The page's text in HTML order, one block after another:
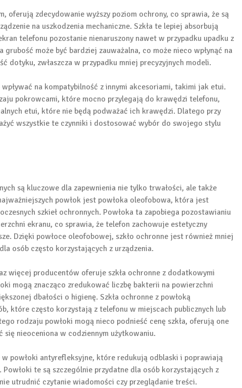
oferują zdecydowanie wyższy poziom ochrony, co sprawia, że są
na uszkodzenia mechaniczne. Szkła te lepiej absorbują
telefonu pozostanie nienaruszony nawet w przypadku upadku z
może być bardziej zauważalna, co może nieco wpłynąć na
dotyku, zwłaszcza w przypadku mniej precyzyjnych modeli.
na kompatybilność z innymi akcesoriami, takimi jak etui.
pokrowcami, które mocno przylegają do krawędzi telefonu,
etui, które nie będą podważać ich krawędzi. Dlatego przy
wszystkie te czynniki i dostosować wybór do swojego stylu
są kluczowe dla zapewnienia nie tylko trwałości, ale także
powłok jest powłoka oleofobowa, która jest
szkieł ochronnych. Powłoka ta zapobiega pozostawianiu
ekranu, co sprawia, że telefon zachowuje estetyczny
Dzięki powłoce oleofobowej, szkło ochronne jest również mniej
osób często korzystających z urządzenia.
więcej producentów oferuje szkła ochronne z dodatkowymi
mogą znacząco zredukować liczbę bakterii na powierzchni
dbałości o higienę. Szkła ochronne z powłoką
które często korzystają z telefonu w miejscach publicznych lub
rodzaju powłoki mogą nieco podnieść cenę szkła, oferują one
nieoceniona w codziennym użytkowaniu.
powłoki antyrefleksyjne, które redukują odblaski i poprawiają
te są szczególnie przydatne dla osób korzystających z
utrudnić czytanie wiadomości czy przeglądanie treści.